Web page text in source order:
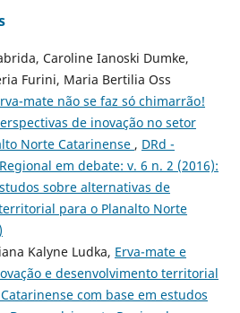
Caroline Ianoski Dumke,
Furini, Maria Bertilia Oss
mate não se faz só chimarrão!
de inovação no setor
Norte Catarinense , DRd -
em debate: v. 6 n. 2 (2016):
sobre alternativas de
para o Planalto Norte
Kalyne Ludka, Erva-mate e
e desenvolvimento territorial
com base em estudos